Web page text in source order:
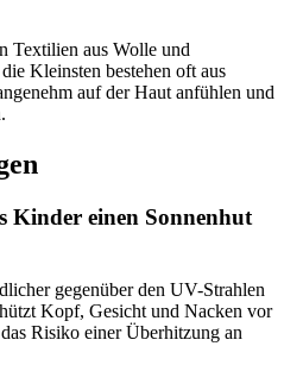
Textilien aus Wolle und
Kleinsten bestehen oft aus
auf der Haut anfühlen und
Kinder einen Sonnenhut
gegenüber den UV-Strahlen
Kopf, Gesicht und Nacken vor
Risiko einer Überhitzung an